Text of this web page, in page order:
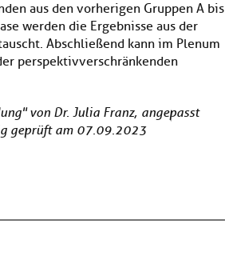
aus den vorherigen Gruppen A bis
werden die Ergebnisse aus der
Abschließend kann im Plenum
perspektivverschränkenden
von Dr. Julia Franz, angepasst
geprüft am 07.09.2023